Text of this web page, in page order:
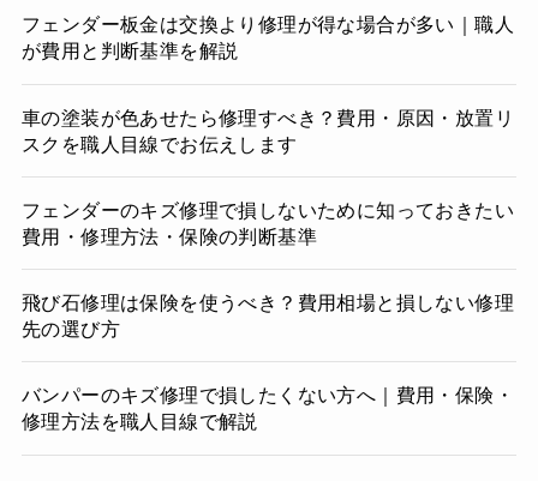
フェンダー板金は交換より修理が得な場合が多い｜職人
が費用と判断基準を解説
車の塗装が色あせたら修理すべき？費用・原因・放置リ
スクを職人目線でお伝えします
フェンダーのキズ修理で損しないために知っておきたい
費用・修理方法・保険の判断基準
飛び石修理は保険を使うべき？費用相場と損しない修理
先の選び方
バンパーのキズ修理で損したくない方へ｜費用・保険・
修理方法を職人目線で解説